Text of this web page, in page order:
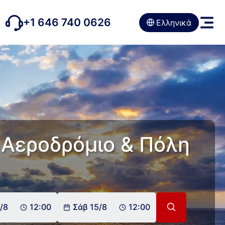
+1 646 740 0626 Ελληνικά
& Πόλη
8 12:00 Σάβ 15/8 12:00